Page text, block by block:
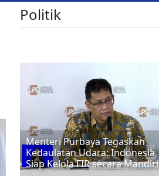
Politik
Menteri Purbaya Tegaskan
Kedaulatan Udara: Indonesia
Siap Kelola FIR secara Mandiri